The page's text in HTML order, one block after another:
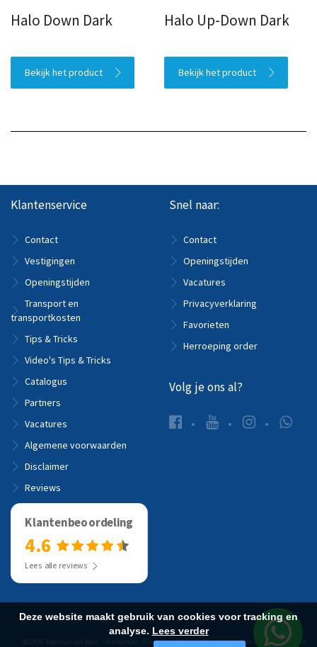
Halo Down Dark
Bekijk het product
Halo Up-Down Dark
Bekijk het product
Klantenservice
Contact
Vestigingen
Openingstijden
Transport en
transportkosten
Tips & Tricks
Video's Tips & Tricks
Catalogus
Partners
Vacatures
Algemene voorwaarden
Disclaimer
Reviews
Snel naar:
Contact
Openingstijden
Vacatures
Privacyverklaring
Favorieten
Herroeping order
Volg je ons al?
Klantenbeoordeling
4.6
Lees alle reviews
© 2026 Tegelhandel Boer - Privacyverklaring-Algemene voorwaarden -Website
Deze website maakt gebruik van cookies voor tracking en
analyse. Lees verder